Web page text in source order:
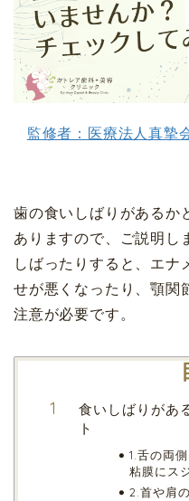
監修者：医療法人真
歯の食いしばりがあるか
ありますので、ご説明し
しばったりすると、エナ
せが悪くなったり、顎関
注意が必要です。
食いしばりがあ
ト
1.舌の両
粘膜にス
2.首や肩